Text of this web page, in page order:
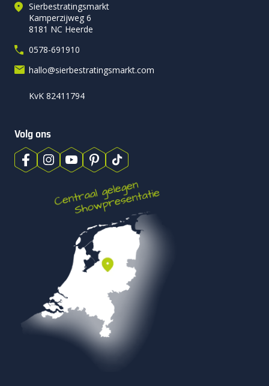
Sierbestratingsmarkt
Kamperzijweg 6
8181 NC Heerde
0578-691910
hallo@sierbestratingsmarkt.com
KvK 82411794
Volg ons